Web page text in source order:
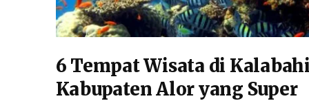
6 Tempat Wisata di
Kabupaten Alor yang Super